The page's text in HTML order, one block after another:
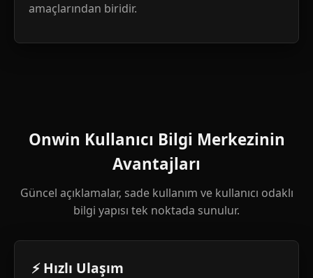
amaçlarından biridir.
Onwin Kullanıcı Bilgi Merkezinin
Avantajları
Güncel açıklamalar, sade kullanım ve kullanıcı odaklı
bilgi yapısı tek noktada sunulur.
⚡ Hızlı Ulaşım